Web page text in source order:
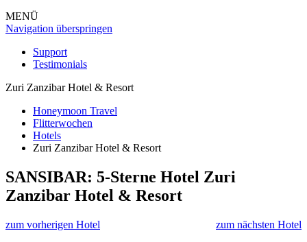
MENÜ
Navigation überspringen
Support
Testimonials
Zuri Zanzibar Hotel & Resort
Honeymoon Travel
Flitterwochen
Hotels
Zuri Zanzibar Hotel & Resort
SANSIBAR: 5-Sterne Hotel Zuri
Zanzibar Hotel & Resort
zum vorherigen Hotel zum nächsten Hotel